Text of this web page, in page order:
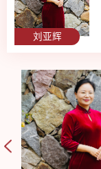
刘亚辉